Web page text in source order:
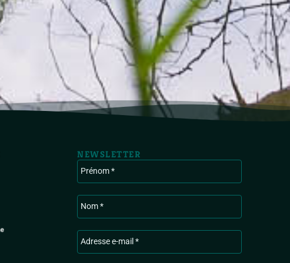
NEWSLETTER